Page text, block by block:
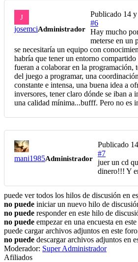
J
josemciAdministrador
Publicado 14 y
#6
Hay mucho
meterse en un
se necesitaría un equipo con
habría que tener un entorno
fueran a colaborar en la programación,
del juego a programar, una
constante e intensa, una buena idea a
inversores, tener claro dónde se iban a
una calidad mínima...bufff. Pero no es
mani1985Administrador
Publicado
#7
juer un cd
dinero!!! Y
puede ver todos los hilos de discusión en
no puede iniciar un nuevo hilo de
no puede responder en este hilo de
no puede empezar en una encuesta en
puede cargar archivos adjuntos en este
no puede descargar archivos adjuntos en
Moderador: Super Administrador
Afiliados